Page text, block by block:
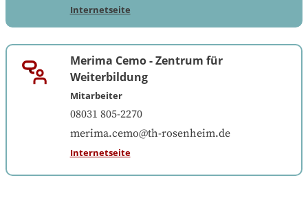
Internetseite
Merima Cemo -Zentrum für
Weiterbildung
Mitarbeiter
08031 805-2270
merima.cemo@th-rosenheim.de
Internetseite